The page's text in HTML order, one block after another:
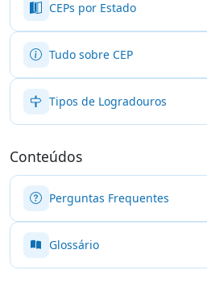
CEPs por Estado
Tudo sobre CEP
Tipos de Logradouros
Conteúdos
Perguntas Frequentes
Glossário